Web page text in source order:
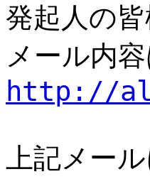
発起人の
メール内
http://
上記メー